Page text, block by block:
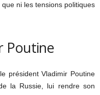
ni les tensions politiques
Poutine
président Vladimir Poutine
la Russie, lui rendre son